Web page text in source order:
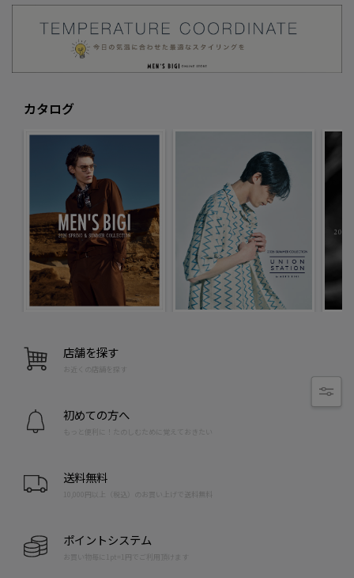
カタログ
店舗を探す
お近くの店舗を探す
初めての方へ
もっと便利に！たのしむために覚えておきたい
送料無料
10,000円以上（税込）のお買い上げで送料無料
ポイントシステム
お買い物毎に1pt=1円でご利用頂けます